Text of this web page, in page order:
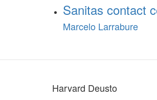
Sanitas contact
Marcelo Larrabure
Harvard Deusto